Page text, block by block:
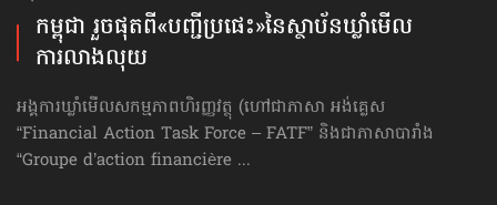
កម្ពុជា រួចផុតពី«បញ្ជីប្រផេះ»​នៃស្ថាប័ន​ឃ្លាំមើល​
ការលាងលុយ
អង្គការឃ្លាំមើលសកម្មភាពហិរញ្ញវត្ថុ (ហៅ​ជា​ភាសា អង់គ្លេស
“Financial Action Task Force – FATF” និងជាភាសាបារាំង
“Groupe d’action financière ...